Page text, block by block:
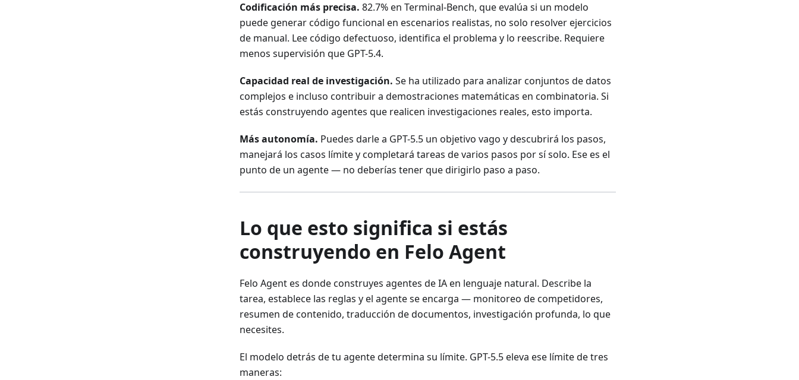
Codificación más precisa. 82.7% en Terminal-Bench, que evalúa si un modelo
puede generar código funcional en escenarios realistas, no solo resolver ejercicios
de manual. Lee código defectuoso, identifica el problema y lo reescribe. Requiere
menos supervisión que GPT-5.4.
Capacidad real de investigación. Se ha utilizado para analizar conjuntos de datos
complejos e incluso contribuir a demostraciones matemáticas en combinatoria. Si
estás construyendo agentes que realicen investigaciones reales, esto importa.
Más autonomía. Puedes darle a GPT-5.5 un objetivo vago y descubrirá los pasos,
manejará los casos límite y completará tareas de varios pasos por sí solo. Ese es el
punto de un agente — no deberías tener que dirigirlo paso a paso.
Lo que esto significa si estás
construyendo en Felo Agent
Felo Agent es donde construyes agentes de IA en lenguaje natural. Describe la
tarea, establece las reglas y el agente se encarga — monitoreo de competidores,
resumen de contenido, traducción de documentos, investigación profunda, lo que
necesites.
El modelo detrás de tu agente determina su límite. GPT-5.5 eleva ese límite de tres
maneras: